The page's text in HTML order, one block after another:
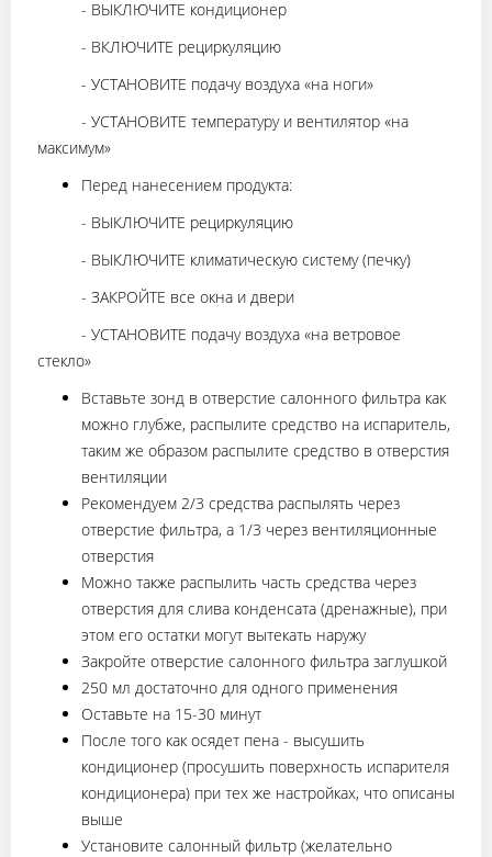
- ВЫКЛЮЧИТЕ кондиционер
- ВКЛЮЧИТЕ рециркуляцию
- УСТАНОВИТЕ подачу воздуха «на ноги»
- УСТАНОВИТЕ температуру и вентилятор «на
максимум»
Перед нанесением продукта:
- ВЫКЛЮЧИТЕ рециркуляцию
- ВЫКЛЮЧИТЕ климатическую систему (печку)
- ЗАКРОЙТЕ все окна и двери
- УСТАНОВИТЕ подачу воздуха «на ветровое
стекло»
Вставьте зонд в отверстие салонного фильтра как
можно глубже, распылите средство на испаритель,
таким же образом распылите средство в отверстия
вентиляции
Рекомендуем 2/3 средства распылять через
отверстие фильтра, а 1/3 через вентиляционные
отверстия
Можно также распылить часть средства через
отверстия для слива конденсата (дренажные), при
этом его остатки могут вытекать наружу
Закройте отверстие салонного фильтра заглушкой
250 мл достаточно для одного применения
Оставьте на 15-30 минут
После того как осядет пена - высушить
кондиционер (просушить поверхность испарителя
кондиционера) при тех же настройках, что описаны
выше
Установите салонный фильтр (желательно